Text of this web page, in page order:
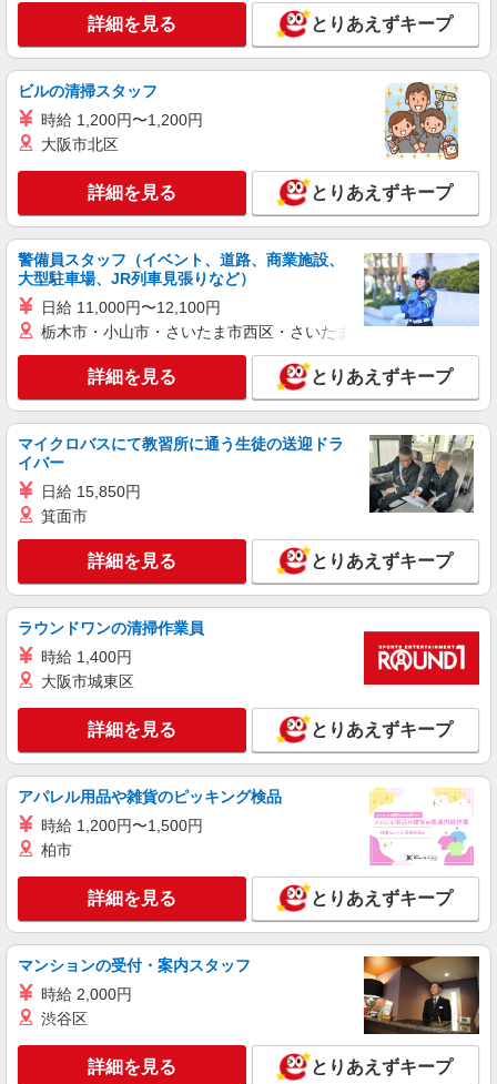
アルバイト
aimerfeel
ランジェリーの接客販売
アルバイト：時給1,200円 研修中時給1,180円
大阪府吹田市千里万博公園2-1 EXPOCITY
キープ 詳細を見る
アルバイト
CIAOPANIC TYPY
販売／SNS業務スタッフ
は最大15,000円／月 支払い方法:月1回
大阪府吹田市千里万博公園2-1 EXPOCITY
キープ 詳細を見る
正社員
FITH
販売
正社員：月給216,600円〜 ※経験・能力により
優遇します。 ※試用期間（2ヶ月間）は同条件
大阪府吹田市千里万博公園2-1 EXPOCITY
キープ 詳細を見る
アプレレクール
ベビー・子ども服のアパレル販売業務
アルバイト・パート：時給1,210円 試用期間あ
り（期間中も同時給） 交通費別途支給（月4万円
まで） ＜月収例＞ 時給1,210円×実働8時間勤務×大阪府吹田市千里万博公園2-1 EXPOCITY
キープ 詳細を見る
form forma
レディースフォーマルウェアの接客、販売
正社員： 月給206,000円〜273,000円 固定残業
勤・皆勤・家族手当金額：なし 全員に一律で支払
われるその他手当金額：なし 【昇給・賞与につい
大阪府吹田市千里万博公園2-1 EXPOCITY
詳細を見る とりあえずキープ
ビルの清掃スタッフ
時給 1,200円〜1,200円
大阪市北区
詳細を見る とりあえずキープ
警備員スタッフ（イベント、道路、商業施設、
大型駐車場、JR列車見張りなど）
日給 11,000円〜12,100円
栃木市・小山市・さいたま市西区・さいたま市岩槻区・久喜市・
詳細を見る とりあえずキープ
マイクロバスにて教習所に通う生徒の送迎ドラ
イバー
日給 15,850円
箕面市
詳細を見る とりあえずキープ
ラウンドワンの清掃作業員
時給 1,400円
大阪市城東区
詳細を見る とりあえずキープ
アパレル用品や雑貨のピッキング検品
時給 1,200円〜1,500円
柏市
詳細を見る とりあえずキープ
マンションの受付・案内スタッフ
時給 2,000円
渋谷区
詳細を見る とりあえずキープ